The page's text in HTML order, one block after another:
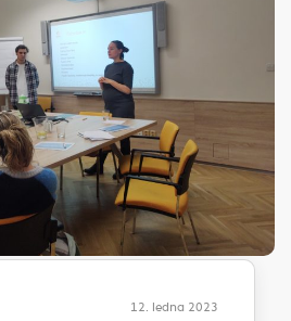
12. ledna 2023